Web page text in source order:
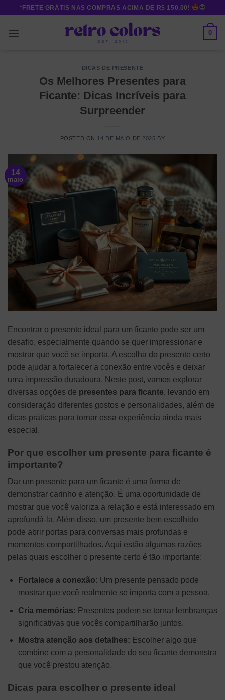
content
*FRETE GRÁTIS NAS COMPRAS ACIMA DE R$ 150,00!
0
DICAS DE PRESENTE
Os Melhores Presentes para
Ficante: Dicas Incríveis para
Surpreender
POSTED ON 14 DE MAIO DE 2025 BY
14
maio
Encontrar o presente ideal para um ficante pode ser um
desafio, especialmente quando se quer impressionar e
mostrar que você se importa. A escolha do presente certo
pode ajudar a fortalecer a conexão entre vocês e deixar
uma impressão duradoura. Neste post, vamos explorar
diversas opções de presentes para ficante, levando em
consideração diferentes gostos e personalidades, além de
dicas práticas para tornar essa experiência ainda mais
especial.
Por que escolher um presente para ficante é
importante?
Dar um presente para um ficante é uma forma de
demonstrar carinho e atenção. É uma oportunidade de
mostrar que você valoriza a relação e está interessado em
aprofundá-la. Além disso, um presente bem escolhido
pode abrir portas para conversas mais profundas e
momentos compartilhados. Aqui estão algumas razões
pelas quais escolher o presente certo é tão importante:
Fortalece a conexão: Um presente pensado pode
mostrar que você realmente se importa com a pessoa.
Cria memórias: Presentes podem se tornar lembranças
significativas que vocês compartilharão juntos.
Mostra atenção aos detalhes: Escolher algo que
combine com a personalidade do seu ficante demonstra
que você prestou atenção.
Dicas para escolher o presente ideal